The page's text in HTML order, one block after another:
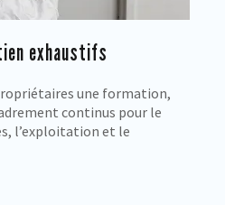
exhaustifs
une formation,
continus pour le
l’exploitation et le